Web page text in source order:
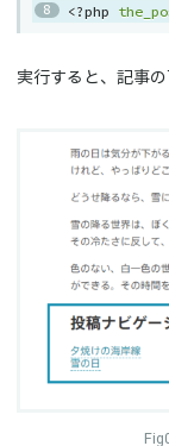
<?php
実行すると、記事